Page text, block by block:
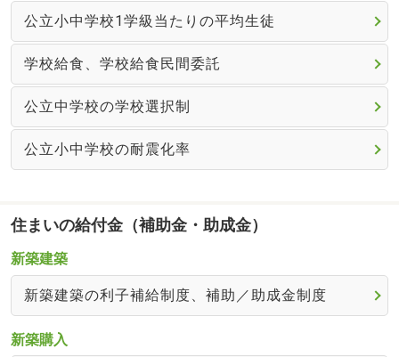
公立小中学校1学級当たりの平均生徒
学校給食、学校給食民間委託
公立中学校の学校選択制
公立小中学校の耐震化率
住まいの給付金（補助金・助成金）
新築建築
新築建築の利子補給制度、補助／助成金制度
新築購入